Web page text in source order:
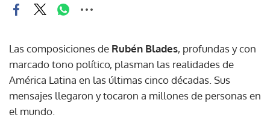
Las composiciones de Rubén Blades, profundas y con
marcado tono político, plasman las realidades de
América Latina en las últimas cinco décadas. Sus
mensajes llegaron y tocaron a millones de personas en
el mundo.